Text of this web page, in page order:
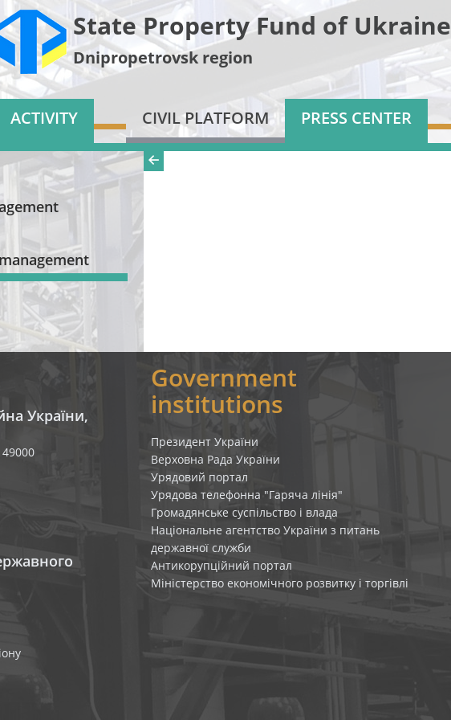
State Property Fund of Ukraine
Dnipropetrovsk region
ACTIVITY CIVIL PLATFORM PRESS CENTER
України,
Government
institutions
Президент України
Верховна Рада України
Урядовий портал
Урядова телефонна "Гаряча лінія"
Громадянське суспільство і влада
Національне агентство України з питань
державної служби
Антикорупційний портал
Міністерство економічного розвитку і торгівлі